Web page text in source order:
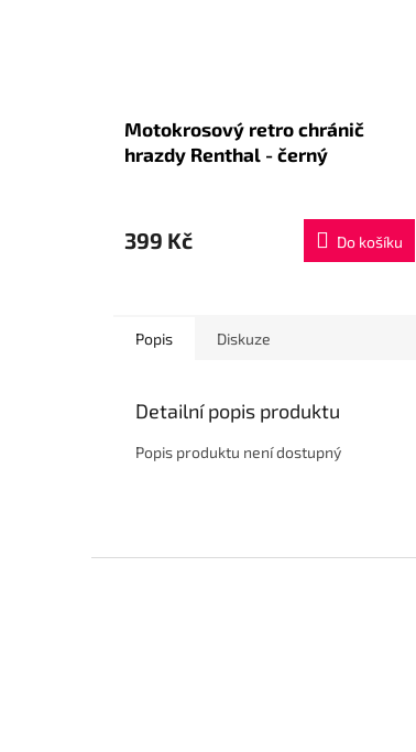
Motokrosový retro chránič
hrazdy Renthal - černý
399 Kč Do košíku
Popis Diskuze
Detailní popis produktu
Popis produktu není dostupný